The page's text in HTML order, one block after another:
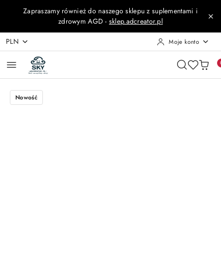
Przejdź do treści głównej
Przejdź do wyszukiwarki
Przejdź do moje konto
Przejdź do menu głównego
Przejdź do opisu produktu
Przejdź do stopki
Zapraszamy również do naszego sklepu z suplementami i
zdrowym AGD - sklep.adcreator.pl
PLN Moje konto
Nowość